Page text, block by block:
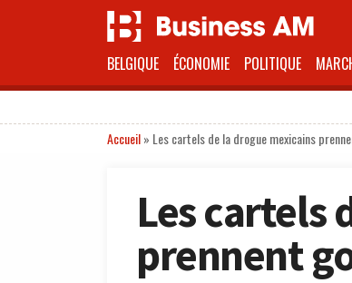
BELGIQUE ÉCONOMIE POLITIQUE
Accueil» Les cartels de la drogue mexicains
Les cartels
prennent